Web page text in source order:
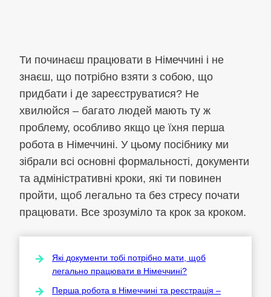
Ти починаєш працювати в Німеччині і не
знаєш, що потрібно взяти з собою, що
придбати і де зареєструватися? Не
хвилюйся – багато людей мають ту ж
проблему, особливо якщо це їхня перша
робота в Німеччині. У цьому посібнику ми
зібрали всі основні формальності, документи
та адміністративні кроки, які ти повинен
пройти, щоб легально та без стресу почати
працювати. Все зрозуміло та крок за кроком.
Які документи тобі потрібно мати, щоб
легально працювати в Німеччині?
Перша робота в Німеччині та реєстрація –